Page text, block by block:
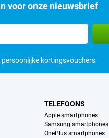
voor onze nieuwsbrief
kortingsvouchers
TELEFOONS
Apple smartphones
Samsung smartphones
OnePlus smartphones